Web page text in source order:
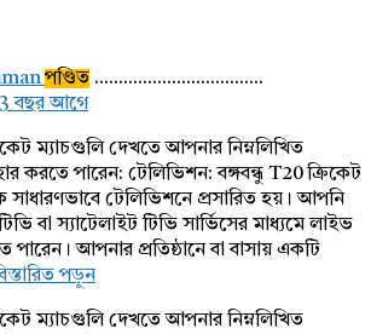
পণ্ডিত ...................................
3 বছর আগে
ম্যাচগুলি দেখতে আপনার নিম্নলিখিত
করতে পারেন: টেলিভিশন: বঙ্গবন্ধু T20 ক্রিকেট
টেলিভিশনে প্রসারিত হয়। আপনি
বা স্যাটেলাইট টিভি সার্ভিসের মাধ্যমে লাইভ
পারেন। আপনার প্রতিষ্ঠানে বা বাসায় একটি
পড়ুন
ম্যাচগুলি দেখতে আপনার নিম্নলিখিত